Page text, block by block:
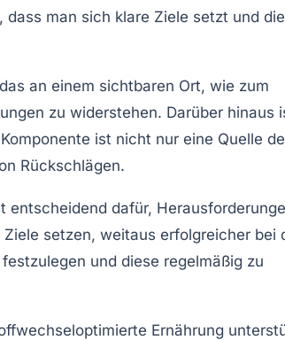
dass man sich klare Ziele setzt und die
an einem sichtbaren Ort, wie zum
zu widerstehen. Darüber hinaus
ist nicht nur eine Quelle
Rückschlägen.
entscheidend dafür,
Ziele setzen, weitaus erfolgreicher bei
und diese regelmäßig zu
Ernährung